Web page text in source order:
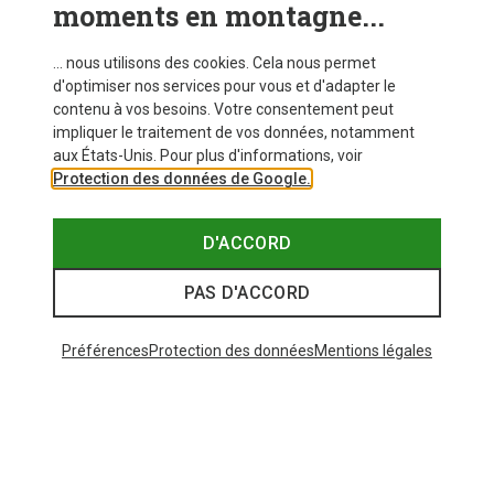
moments en montagne...
... nous utilisons des cookies. Cela nous permet
d'optimiser nos services pour vous et d'adapter le
contenu à vos besoins. Votre consentement peut
impliquer le traitement de vos données, notamment
aux États-Unis. Pour plus d'informations, voir
Protection des données de Google.
D'ACCORD
PAS D'ACCORD
PréférencesProtection des donnéesMentions légales